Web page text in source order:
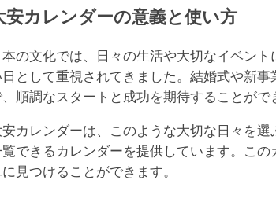
安カレンダーの意義と使い方
本の文化では、日々の生活や大切なイベン
日として重視されてきました。結婚式や新
、順調なスタートと成功を期待することがで
安カレンダーは、このような大切な日々を
できるカレンダーを提供しています。こ
見つけることができます。